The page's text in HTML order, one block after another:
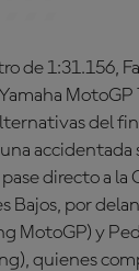
de 1:31.156,
MotoGP
del
accidentada
directo a la
Bajos, por
MotoGP) y
quienes